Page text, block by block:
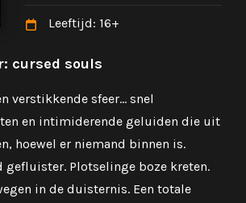
Leeftijd: 16+
cursed souls
verstikkende sfeer… snel
en intimiderende geluiden die uit
hoewel er niemand binnen is.
gefluister. Plotselinge boze kreten.
in de duisternis. Een totale